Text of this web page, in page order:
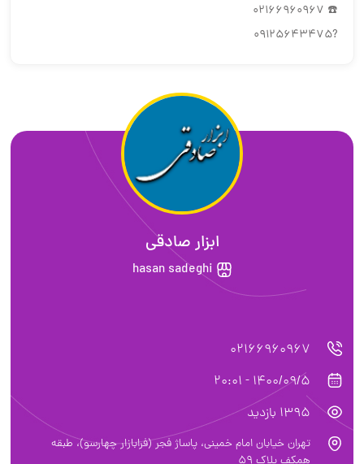
☎️ 02166960967
?09125643475
ابزار صادقی
hasan sadeghi
02166960967
1400/09/5 - 20:01
1395 بازدید
تهران خیابان امام خمینی، پاساژ فجر (فرابازار چهارسو)، طبقه